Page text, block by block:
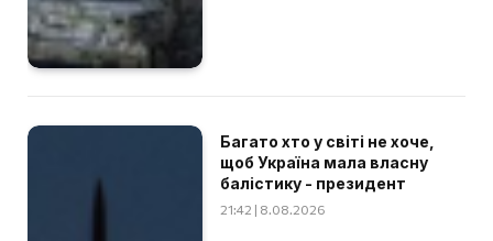
Багато хто у світі не хоче,
щоб Україна мала власну
балістику - президент
21:42 | 8.08.2026